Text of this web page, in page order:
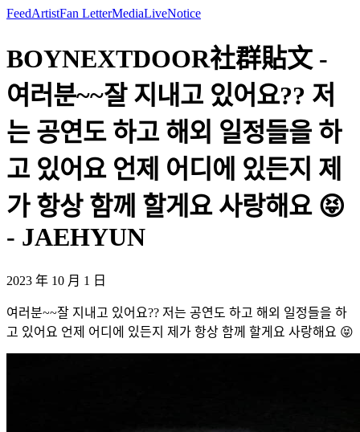
FeedArtistFan LetterMediaLiveNotice
BOYNEXTDOOR社群貼文 -
여러분~~잘 지내고 있어요?? 저
는 공연도 하고 해외 일정들을 하
고 있어요 언제 어디에 있든지 제
가 항상 함께 할게요 사랑해요 😝
- JAEHYUN
2023 年 10 月 1 日
여러분~~잘 지내고 있어요?? 저는 공연도 하고 해외 일정들을 하
고 있어요 언제 어디에 있든지 제가 항상 함께 할게요 사랑해요 😝